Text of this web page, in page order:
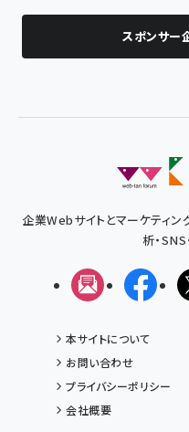
スポンサー
企業Webサイトとマーケティン
析・
メルマガ
本サイトについて
お問い合わせ
プライバシーポリシー
会社概要